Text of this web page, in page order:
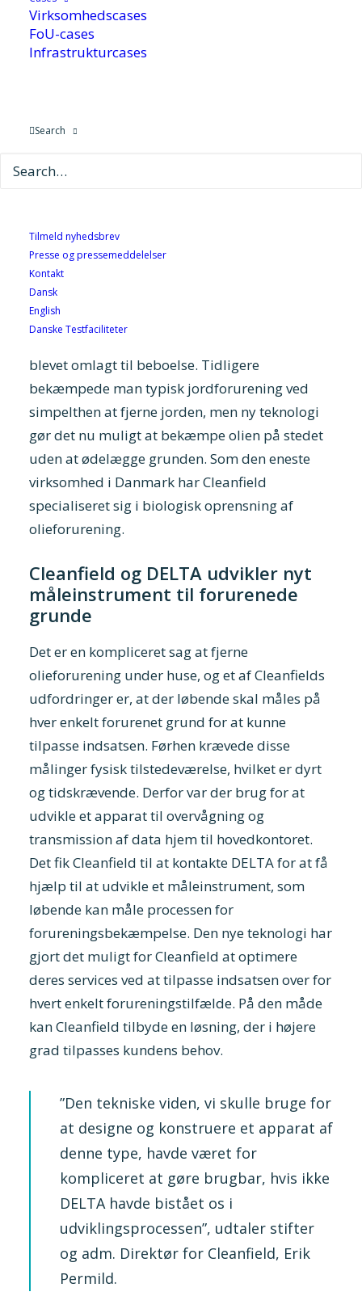
Virksomhedscases
FoU-cases
Infrastrukturcases
Search
Tilmeld nyhedsbrev
Presse og pressemeddelelser
Kontakt
Dansk
English
Danske Testfaciliteter
5. januar 2011
kan være store. Virksomheden Cleanfield har
med hjælp fra DELTA udviklet et
services til den enkelte kundes behov.
Miljøstyrelsen vurderer, at der i Danmark
findes ca. 14.000 lokaliteter, der er forurenede.
Arealerne har typisk før været brugt af industri
blevet omlagt til beboelse. Tidligere
bekæmpede man typisk jordforurening ved
simpelthen at fjerne jorden, men ny teknologi
gør det nu muligt at bekæmpe olien på stedet
uden at ødelægge grunden. Som den eneste
virksomhed i Danmark har Cleanfield
specialiseret sig i biologisk oprensning af
olieforurening.
Cleanfield og DELTA udvikler nyt
måleinstrument til forurenede
grunde
Det er en kompliceret sag at fjerne
olieforurening under huse, og et af Cleanfields
udfordringer er, at der løbende skal måles på
hver enkelt forurenet grund for at kunne
tilpasse indsatsen. Førhen krævede disse
målinger fysisk tilstedeværelse, hvilket er dyrt
og tidskrævende. Derfor var der brug for at
udvikle et apparat til overvågning og
transmission af data hjem til hovedkontoret.
Det fik Cleanfield til at kontakte DELTA for at få
hjælp til at udvikle et måleinstrument, som
løbende kan måle processen for
forureningsbekæmpelse. Den nye teknologi har
gjort det muligt for Cleanfield at optimere
deres services ved at tilpasse indsatsen over for
hvert enkelt forureningstilfælde. På den måde
kan Cleanfield tilbyde en løsning, der i højere
grad tilpasses kundens behov.
”Den tekniske viden, vi skulle bruge for
at designe og konstruere et apparat af
denne type, havde været for
kompliceret at gøre brugbar, hvis ikke
DELTA havde bistået os i
udviklingsprocessen”, udtaler stifter
og adm. Direktør for Cleanfield, Erik
Permild.